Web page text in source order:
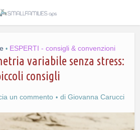
• ESPERTI - consigli & convenzioni
variabile senza stress:
consigli
un commento di Giovanna Carucci